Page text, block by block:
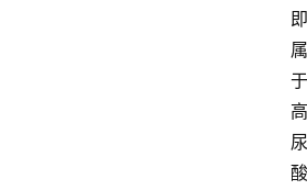
即
属
于
高
尿
酸